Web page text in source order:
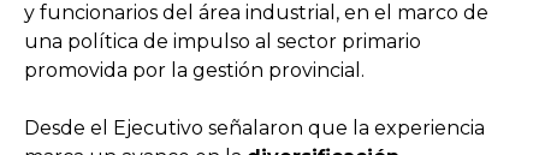
y funcionarios del área industrial, en el marco de
una política de impulso al sector primario
promovida por la gestión provincial.
Desde el Ejecutivo señalaron que la experiencia